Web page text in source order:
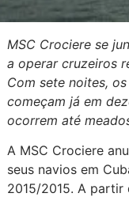
MSC Crociere se
a operar cruzeiros
Com sete noites,
começam já em
ocorrem até
A MSC Crociere
seus navios em
2015/2015. A partir